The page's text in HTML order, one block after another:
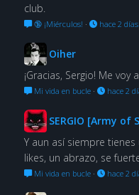
club.
🔞 ¡Miérculos! · hace 2 días
Oiher
¡Gracias, Sergio! Me voy
Mi vida en bucle· hace 2
SERGIO [Army of
Y aun así siempre
likes, un abrazo, se
Mi vida en bucle· hace 2